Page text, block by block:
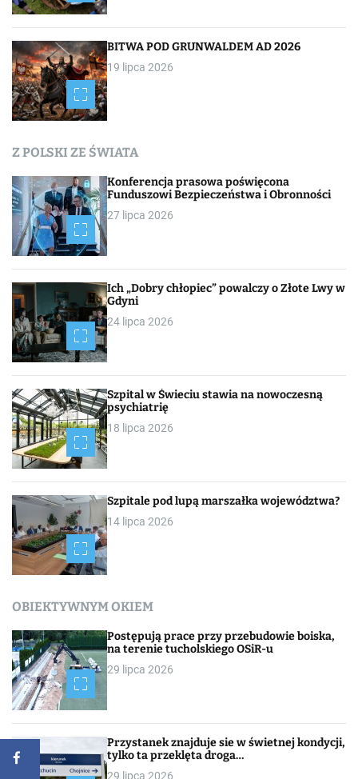
p
i
s
a
BITWA POD GRUNWALDEM AD 2026
19 lipca 2026
Z POLSKI ZE ŚWIATA
Konferencja prasowa poświęcona
Funduszowi Bezpieczeństwa i Obronności
27 lipca 2026
Ich „Dobry chłopiec” powalczy o Złote Lwy w
Gdyni
24 lipca 2026
Szpital w Świeciu stawia na nowoczesną
psychiatrię
18 lipca 2026
Szpitale pod lupą marszałka województwa?
14 lipca 2026
OBIEKTYWNYM OKIEM
Postępują prace przy przebudowie boiska,
na terenie tucholskiego OSiR-u
29 lipca 2026
Przystanek znajduje sie w świetnej kondycji,
tylko ta przeklęta droga…
29 lipca 2026